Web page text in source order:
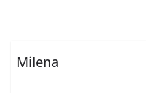
Milena